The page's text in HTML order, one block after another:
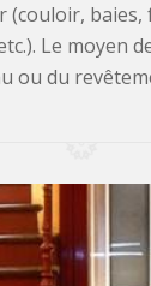
(couloir,
Le moyen
ou du